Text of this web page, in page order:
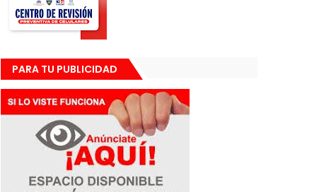
PARA TU PUBLICIDAD